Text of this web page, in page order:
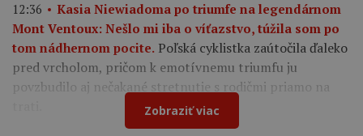
12:36
Kasia Niewiadoma po triumfe na legendárnom
Mont Ventoux: Nešlo mi iba o víťazstvo, túžila som po
tom nádhernom pocite. Poľská cyklistka zaútočila ďaleko
pred vrcholom, pričom k emotívnemu triumfu ju
povzbudilo aj nečakané stretnutie s rodičmi priamo na
Zobraziť viac